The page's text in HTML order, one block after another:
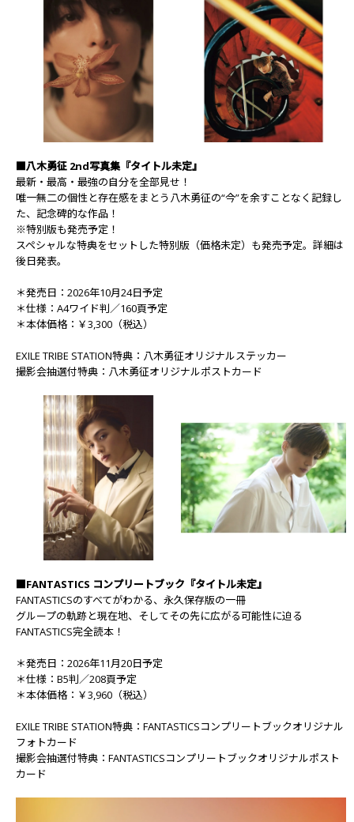
■八木勇征 2nd写真集『タイトル未定』
最新・最高・最強の自分を全部見せ！
唯一無二の個性と存在感をまとう八木勇征の“今”を余すことなく記録し
た、記念碑的な作品！
※特別版も発売予定！
スペシャルな特典をセットした特別版（価格未定）も発売予定。詳細は
後日発表。
＊発売日：2026年10月24日予定
＊仕様：A4ワイド判／160頁予定
＊本体価格：￥3,300（税込）
EXILE TRIBE STATION特典：八木勇征オリジナルステッカー
撮影会抽選付特典：八木勇征オリジナルポストカード
■FANTASTICS コンプリートブック『タイトル未定』
FANTASTICSのすべてがわかる、永久保存版の一冊
グループの軌跡と現在地、そしてその先に広がる可能性に迫る
FANTASTICS完全読本！
＊発売日：2026年11月20日予定
＊仕様：B5判／208頁予定
＊本体価格：￥3,960（税込）
EXILE TRIBE STATION特典：FANTASTICSコンプリートブックオリジナル
フォトカード
撮影会抽選付特典：FANTASTICSコンプリートブックオリジナルポスト
カード